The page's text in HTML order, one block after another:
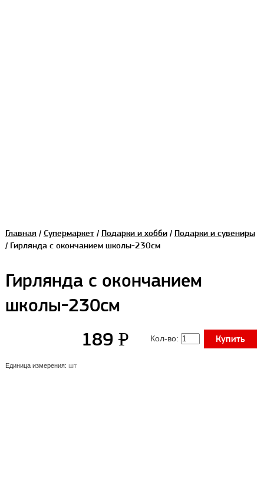
Главная / Супермаркет/ Подарки и хобби/ Подарки и сувениры
/ Гирлянда с окончанием школы-230см
Гирлянда с окончанием
школы-230см
189 PУБ.Кол-во: Купить
Единица измерения: шт